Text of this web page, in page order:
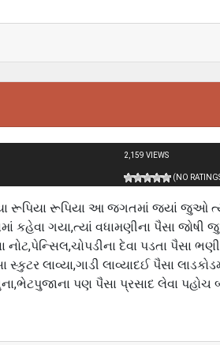
2,159 VIEWS
(NO
રૂપિયા રૂપિયા આ જગતમાં જયાં જુઓ
કહેવા ગયા,ત્યાં વધામણીના પૈસા
દેવા પડતા પૈસા
લાવ્યા,ગાડી લાવ્યાદઈ પૈસા લાડકોડમાં
પણ પૈસા પ્રસાદ લેવા પહોચ